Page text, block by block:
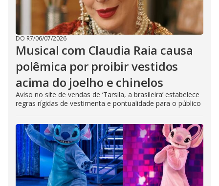
DO R7/06/07/2026
Musical com Claudia Raia causa
polêmica por proibir vestidos
acima do joelho e chinelos
Aviso no site de vendas de ‘Tarsila, a brasileira’ estabelece
regras rígidas de vestimenta e pontualidade para o público